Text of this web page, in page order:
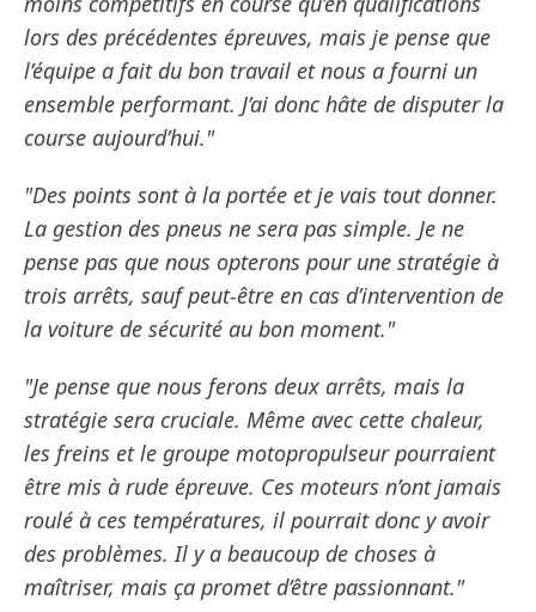
lors des précédentes épreuves, mais je pense que
l’équipe a fait du bon travail et nous a fourni un
ensemble performant. J’ai donc hâte de disputer la
course aujourd’hui."
"Des points sont à la portée et je vais tout donner.
La gestion des pneus ne sera pas simple. Je ne
pense pas que nous opterons pour une stratégie à
trois arrêts, sauf peut-être en cas d’intervention de
la voiture de sécurité au bon moment."
"Je pense que nous ferons deux arrêts, mais la
stratégie sera cruciale. Même avec cette chaleur,
les freins et le groupe motopropulseur pourraient
être mis à rude épreuve. Ces moteurs n’ont jamais
roulé à ces températures, il pourrait donc y avoir
des problèmes. Il y a beaucoup de choses à
maîtriser, mais ça promet d’être passionnant."